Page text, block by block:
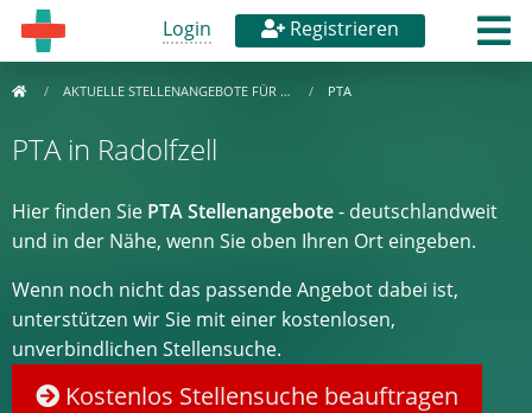
Login Registrieren
AKTUELLE STELLENANGEBOTE FÜR … PTA
PTA in Radolfzell
Hier finden Sie PTA Stellenangebote- deutschlandweit
und in der Nähe, wenn Sie oben Ihren Ort eingeben.
Wenn noch nicht das passende Angebot dabei ist,
unterstützen wir Sie mit einer kostenlosen,
unverbindlichen Stellensuche.
Kostenlos Stellensuche beauftragen